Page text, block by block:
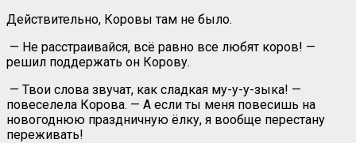
Действительно, Коровы там не было.
— Не расстраивайся, всё равно все любят коров! —
решил поддержать он Корову.
— Твои слова звучат, как сладкая му-у-у-зыка! —
повеселела Корова. — А если ты меня повесишь на
новогоднюю праздничную ёлку, я вообще перестану
переживать!